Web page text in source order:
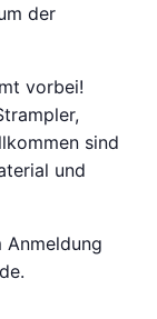
der
vorbei!
sind
und
Anmeldung